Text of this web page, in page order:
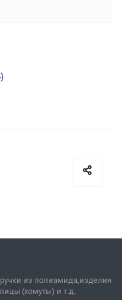
из полиамида,изделия
(хомуты) и т.д.